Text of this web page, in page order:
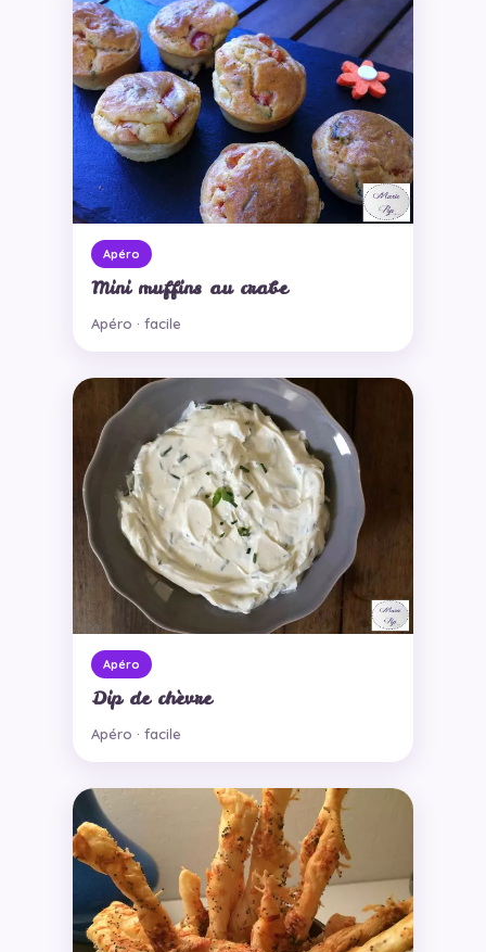
Apéro
Mini muffins au crabe
Apéro · facile
Apéro
Dip de chèvre
Apéro · facile